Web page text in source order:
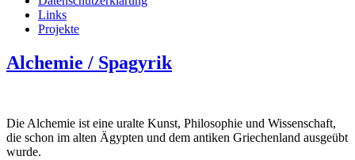
Links
Projekte
Alchemie / Spagyrik
Die Alchemie ist eine uralte Kunst, Philosophie und Wissenschaft,
die schon im alten Ägypten und dem antiken Griechenland ausgeübt
wurde.